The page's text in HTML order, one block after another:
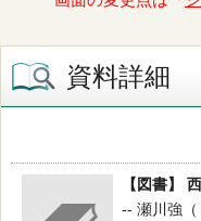
資料詳細
【図書】
-- 瀬川強